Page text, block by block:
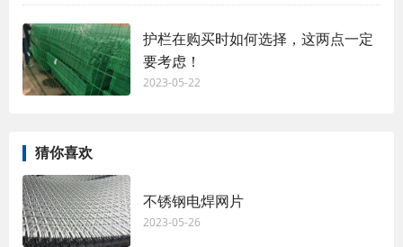
护栏在购买时如何选择，这两点一定
要考虑！
2023-05-22
猜你喜欢
不锈钢电焊网片
2023-05-26